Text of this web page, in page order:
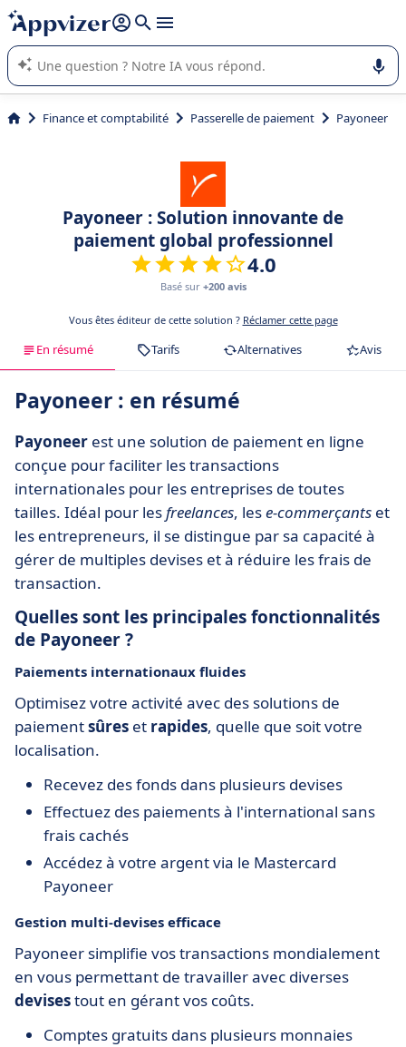
répondre (plusieurs lignes avec
L'IA de Appvizer vous guide dans l'utilisation ou la sélection de
logiciel SaaS en entreprise.
Finance et comptabilité Passerelle de paiement Payoneer
Payoneer : Solution innovante de
paiement global professionnel
4.0
Basé sur +200 avis
Vous êtes éditeur de cette solution ? Réclamer cette page
En résumé Tarifs Alternatives Avis
Payoneer : en résumé
Payoneer est une solution de paiement en ligne
conçue pour faciliter les transactions
internationales pour les entreprises de toutes
tailles. Idéal pour lesfreelances, lese-commerçants et
les entrepreneurs, il se distingue par sa capacité à
gérer de multiples devises et à réduire les frais de
transaction.
Quelles sont les principales fonctionnalités
de Payoneer ?
Paiements internationaux fluides
Optimisez votre activité avec des solutions de
paiementsûres et rapides, quelle que soit votre
localisation.
Recevez des fonds dans plusieurs devises
Effectuez des paiements à l'international sans
frais cachés
Accédez à votre argent via le Mastercard
Payoneer
Gestion multi-devises efficace
Payoneer simplifie vos transactions mondialement
en vous permettant de travailler avec diverses
devisestout en gérant vos coûts.
Comptes gratuits dans plusieurs monnaies